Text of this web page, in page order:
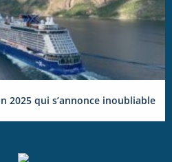
2025 qui s’annonce inoubliable